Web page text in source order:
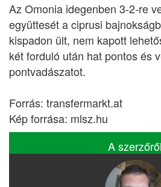
Az Omonia idegenben 3-2-re
együttesét a ciprusi
kispadon ült, nem kapott
két forduló után hat pontos és
pontvadászatot.
Forrás: transfermarkt.at
Kép forrása: mlsz.hu
A szerzőről